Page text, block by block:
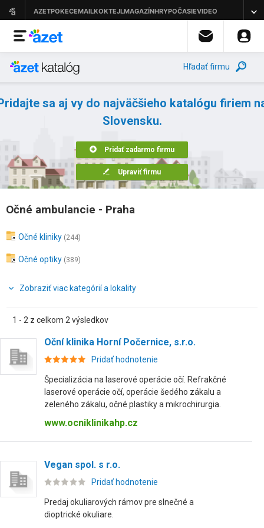
Hľadať firmu
sa aj vy do najväčšieho katalógu firiem
Slovensku.
Pridať zadarmo firmu
Upraviť firmu
Očné ambulancie - Praha
Očné kliniky (244)
Očné optiky (389)
Zobraziť viac kategórií a lokality
1 - 2 z celkom 2 výsledkov
Oční klinika Horní Počernice, s.r.o.
Pridať hodnotenie
Špecializácia na laserové operácie očí. Refrakčné
laserové operácie očí, operácie šedého zákalu a
zeleného zákalu, očné plastiky a mikrochirurgia.
www.ocniklinikahp.cz
Vegan spol. s r.o.
Pridať hodnotenie
Predaj okuliarových rámov pre slnečné a
dioptrické okuliare.